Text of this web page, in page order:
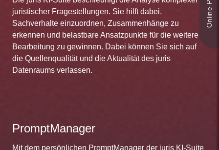
juristischer Fragestellungen. Sie hilft dabei,
Sachverhalte einzuordnen, Zusammenhänge zu
erkennen und belastbare Ansatzpunkte für die weitere
Bearbeitung zu gewinnen. Dabei können Sie sich auf
die Quellenqualität und die Aktualität des juris
Datenraums verlassen.
PromptManager
Mit dem persönlichen PromptManager der juris KI-Suite